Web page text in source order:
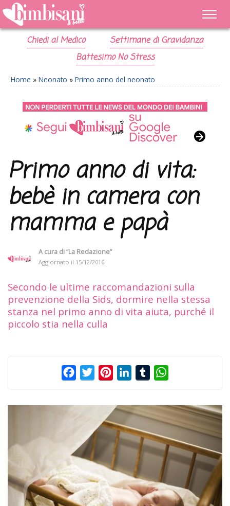
Chiedi al Medico
Settimane di Gravidanza
Battesimo No Stress
Home » Neonato » Primo anno del neonato
Primo anno di vita:
bebè in camera con
mamma e papà
A cura di“La Redazione”
Aggiornato il 15/12/2016
Secondo le ultime raccomandazioni sulla
prevenzione della Sids, dormire nella stessa
stanza nel primo anno di vita aiuta, purché il
piccolo stia nella culla
FacebookTwitterPinterestLinkedInTumblr